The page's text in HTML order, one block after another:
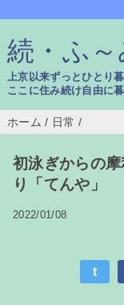
続・ふ
上京以来ずっとひとり
ここに住み続け自由に
ホーム / 日常 /
初泳ぎからの
り「てんや」
2022/01/08
t